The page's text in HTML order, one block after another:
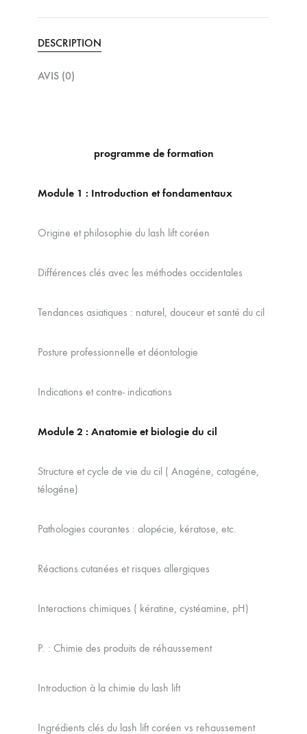
DESCRIPTION
AVIS (0)
programme de formation
Module 1 : Introduction et fondamentaux
Origine et philosophie du lash lift coréen
Différences clés avec les méthodes occidentales
Tendances asiatiques : naturel, douceur et santé du cil
Posture professionnelle et déontologie
Indications et contre- indications
Module 2 : Anatomie et biologie du cil
Structure et cycle de vie du cil ( Anagéne, catagéne,
télogéne)
Pathologies courantes : alopécie, kératose, etc.
Réactions cutanées et risques allergiques
Interactions chimiques ( kératine, cystéamine, pH)
P. : Chimie des produits de réhaussement
Introduction à la chimie du lash lift
Ingrédients clés du lash lift coréen vs rehaussement